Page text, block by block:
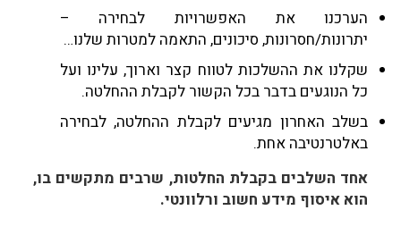
הערכנו את האפשרויות לבחירה –
יתרונות/חסרונות, סיכונים, התאמה למטרות שלנו…
שקלנו את ההשלכות לטווח קצר וארוך, עלינו ועל
כל הנוגעים בדבר בכל הקשור לקבלת ההחלטה.
בשלב האחרון מגיעים לקבלת ההחלטה, לבחירה
באלטרנטיבה אחת.
אחד השלבים בקבלת החלטות, שרבים מתקשים בו,
הוא איסוף מידע חשוב ורלוונטי.